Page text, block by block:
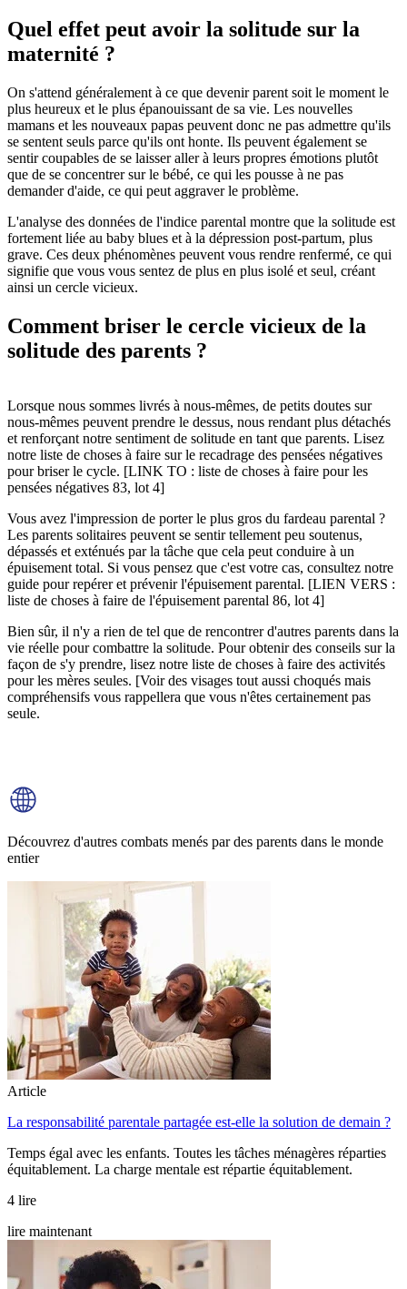
Quel effet peut avoir la solitude sur la
maternité ?
On s'attend généralement à ce que devenir parent soit le moment le
plus heureux et le plus épanouissant de sa vie. Les nouvelles
mamans et les nouveaux papas peuvent donc ne pas admettre qu'ils
se sentent seuls parce qu'ils ont honte. Ils peuvent également se
sentir coupables de se laisser aller à leurs propres émotions plutôt
que de se concentrer sur le bébé, ce qui les pousse à ne pas
demander d'aide, ce qui peut aggraver le problème.
L'analyse des données de l'indice parental montre que la solitude est
fortement liée au baby blues et à la dépression post-partum, plus
grave. Ces deux phénomènes peuvent vous rendre renfermé, ce qui
signifie que vous vous sentez de plus en plus isolé et seul, créant
ainsi un cercle vicieux.
Comment briser le cercle vicieux de la
solitude des parents ?
Lorsque nous sommes livrés à nous-mêmes, de petits doutes sur
nous-mêmes peuvent prendre le dessus, nous rendant plus détachés
et renforçant notre sentiment de solitude en tant que parents. Lisez
notre liste de choses à faire sur le recadrage des pensées négatives
pour briser le cycle. [LINK TO : liste de choses à faire pour les
pensées négatives 83, lot 4]
Vous avez l'impression de porter le plus gros du fardeau parental ?
Les parents solitaires peuvent se sentir tellement peu soutenus,
dépassés et exténués par la tâche que cela peut conduire à un
épuisement total. Si vous pensez que c'est votre cas, consultez notre
guide pour repérer et prévenir l'épuisement parental. [LIEN VERS :
liste de choses à faire de l'épuisement parental 86, lot 4]
Bien sûr, il n'y a rien de tel que de rencontrer d'autres parents dans la
vie réelle pour combattre la solitude. Pour obtenir des conseils sur la
façon de s'y prendre, lisez notre liste de choses à faire des activités
pour les mères seules. [Voir des visages tout aussi choqués mais
compréhensifs vous rappellera que vous n'êtes certainement pas
seule.
Découvrez d'autres combats menés par des parents dans le monde
entier
Article
La responsabilité parentale partagée est-elle la solution de demain ?
Temps égal avec les enfants. Toutes les tâches ménagères réparties
équitablement. La charge mentale est répartie équitablement.
4 lire
lire maintenant